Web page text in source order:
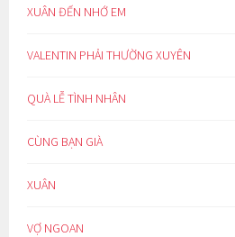
XUÂN ĐẾN NHỚ EM
VALENTIN PHẢI THƯỜNG XUYÊN
QUÀ LỄ TÌNH NHÂN
CÙNG BẠN GIÀ
XUÂN
VỢ NGOAN